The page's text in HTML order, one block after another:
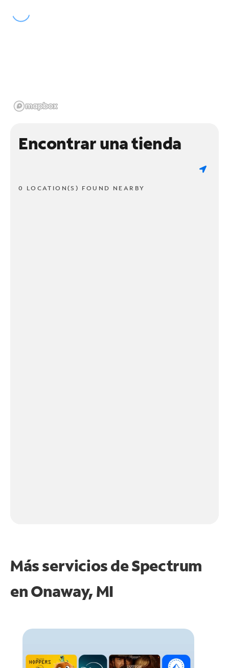
Encontrar una tienda
0 LOCATION(S) FOUND NEARBY
Más servicios de Spectrum
enOnaway, MI